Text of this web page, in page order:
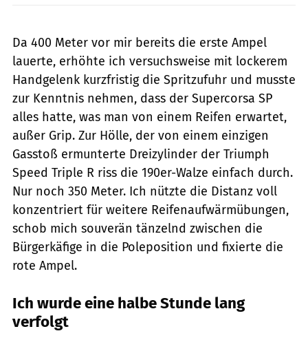
Da 400 Meter vor mir bereits die erste Ampel
lauerte, erhöhte ich versuchsweise mit lockerem
Handgelenk kurzfristig die Spritzufuhr und musste
zur Kenntnis nehmen, dass der Supercorsa SP
alles hatte, was man von einem Reifen erwartet,
außer Grip. Zur Hölle, der von einem einzigen
Gasstoß ermunterte Dreizylinder der Triumph
Speed Triple R riss die 190er-Walze einfach durch.
Nur noch 350 Meter. Ich nützte die Distanz voll
konzentriert für weitere Reifenaufwärmübungen,
schob mich souverän tänzelnd zwischen die
Bürgerkäfige in die Poleposition und fixierte die
rote Ampel.
Ich wurde eine halbe Stunde lang
verfolgt